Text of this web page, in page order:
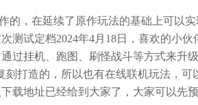
的，在延续了原作玩法的基础上可以
测试定档2024年4月18日，喜欢的小
过挂机、跑图、刷怪战斗等方式来升
刻打造的，所以也有在线联机玩法，
载地址已经给到大家了，大家可以